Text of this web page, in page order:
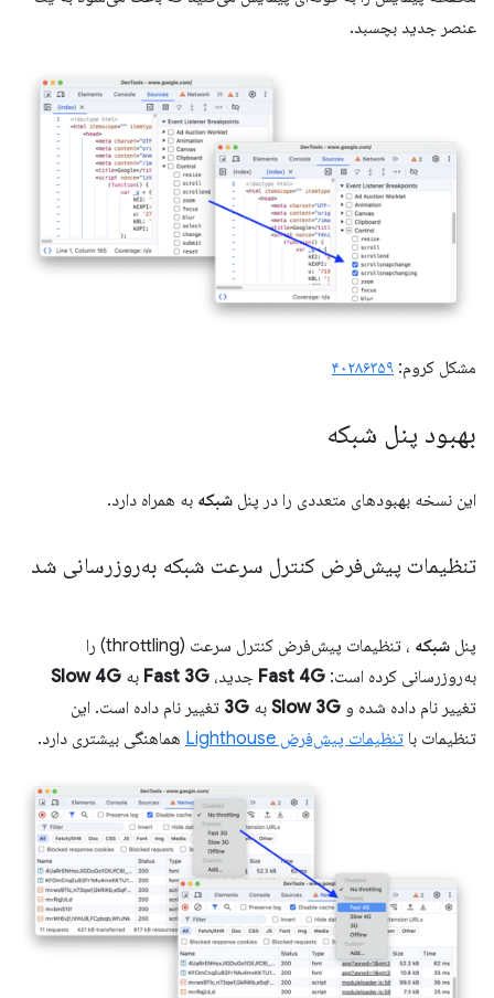
عنصر جدید بچسبد.
مشکل کروم: ۴۰۲۸۶۳۵۹
بهبود پنل شبکه
این نسخه بهبودهای متعددی را در پنل شبکه به همراه دارد.
تنظیمات پیش‌فرض کنترل سرعت شبکه به‌روزرسانی شد
پنل شبکه
، تنظیمات پیش‌فرض کنترل سرعت (throttling) را
به‌روزرسانی کرده است: Fast 4G جدید، Fast 3G به Slow 4G
تغییر نام داده شده و Slow 3G به 3G تغییر نام داده است. این
تنظیمات با تنظیمات پیش‌فرض Lighthouse هماهنگی بیشتری دارد.